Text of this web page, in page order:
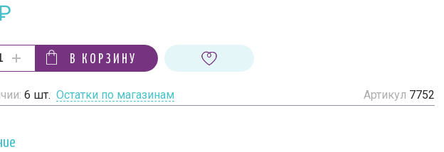
В КОРЗИНУ
6 шт. Остатки по магазинам Артикул 7752